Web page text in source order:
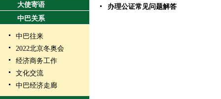
大使寄语
中巴关系
中巴往来
2022北京冬奥会
经济商务工作
文化交流
中巴经济走廊
办理公证常见问题解答